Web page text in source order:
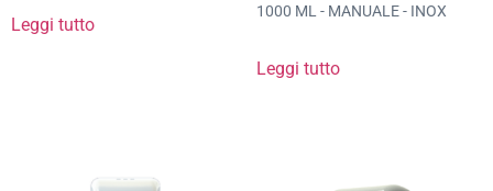
Leggi tutto
1000 ML - MANUALE - INOX
Leggi tutto